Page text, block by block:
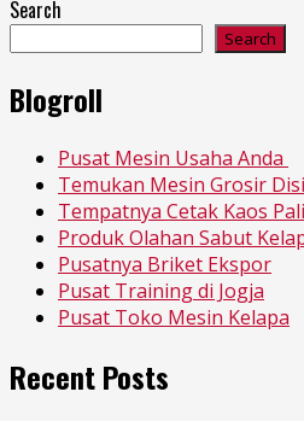
Search
Search
Blogroll
Pusat Mesin Usaha Anda
Temukan Mesin Grosir
Tempatnya Cetak Kaos
Produk Olahan Sabut
Pusatnya Briket Ekspor
Pusat Training di Jogja
Pusat Toko Mesin Kelapa
Recent Posts